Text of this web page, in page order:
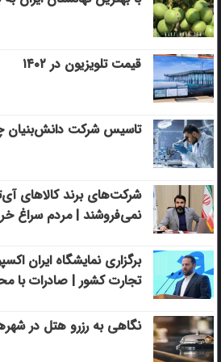
قیمت تلویزیون در ۱۴۰۲
تاسیس شرکت دانش‌بنیان
شرکت‌های برند کالاهای
نمی‌فروشند | مردم سراغ
برگزاری نمایشگاه ایران
تجارت کشور | صادرات با
نگاهی به رزرو هتل در